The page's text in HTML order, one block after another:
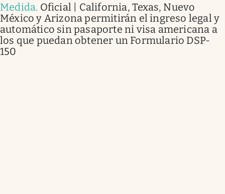
Medida. Oficial | California, Texas, Nuevo
México y Arizona permitirán el ingreso legal y
automático sin pasaporte ni visa americana a
los que puedan obtener un Formulario DSP-
150